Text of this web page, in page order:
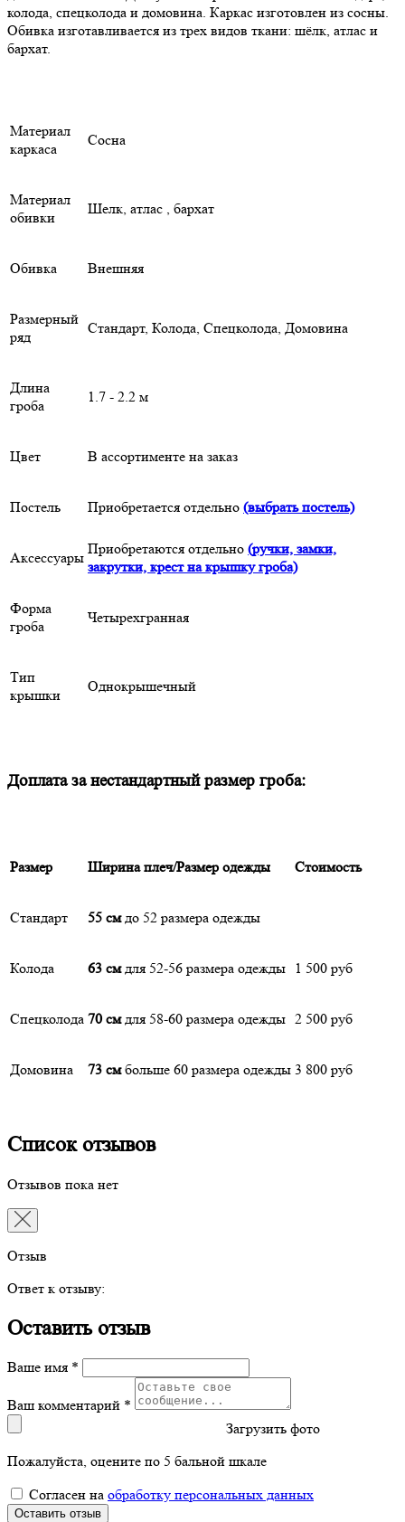
колода, спецколода и домовина. Каркас изготовлен из сосны.
Обивка изготавливается из трех видов ткани: шёлк, атлас и
бархат.
Материал
каркаса
Сосна
Материал
обивки
Шелк, атлас , бархат
Обивка Внешняя
Размерный
ряд
Стандарт, Колода, Спецколода, Домовина
Длина
гроба
1.7 - 2.2 м
Цвет В ассортименте на заказ
Постель Приобретается отдельно (выбрать постель)
Аксессуары
Приобретаются отдельно (ручки, замки,
закрутки, крест на крышку гроба)
Форма
гроба
Четырехгранная
Тип
крышки
Однокрышечный
Доплата за нестандартный размер гроба:
Размер Ширина плеч/Размер одежды Стоимость
Стандарт 55 смдо 52 размера одежды
Колода 63 смдля 52-56 размера одежды 1 500 руб
Спецколода 70 смдля 58-60 размера одежды 2 500 руб
Домовина 73 смбольше 60 размера одежды 3 800 руб
Список отзывов
Отзывов пока нет
Отзыв
Ответ к отзыву:
Оставить отзыв
Ваше имя *
Ваш комментарий *
Загрузить фото
Пожалуйста, оцените по 5 бальной шкале
Согласен на обработку персональных данных
Оставить отзыв